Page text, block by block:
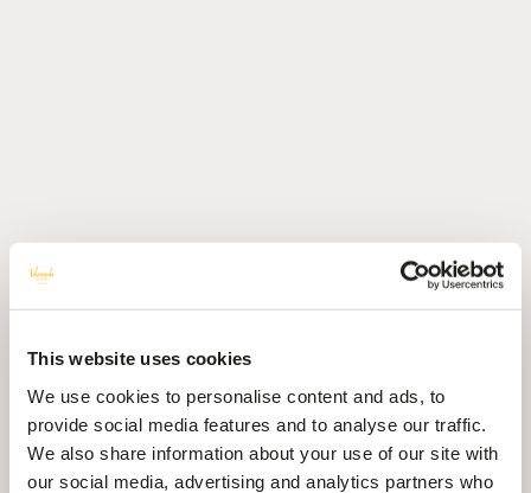
This website uses cookies
We use cookies to personalise content and ads, to
provide social media features and to analyse our traffic.
We also share information about your use of our site with
our social media, advertising and analytics partners who